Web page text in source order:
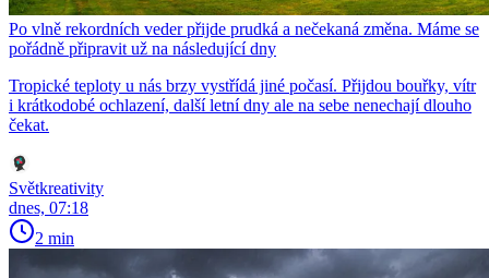
Po vlně rekordních veder přijde prudká a nečekaná změna. Máme se
pořádně připravit už na následující dny
Tropické teploty u nás brzy vystřídá jiné počasí. Přijdou bouřky, vítr
i krátkodobé ochlazení, další letní dny ale na sebe nenechají dlouho
čekat.
Světkreativity
dnes, 07:18
2 min